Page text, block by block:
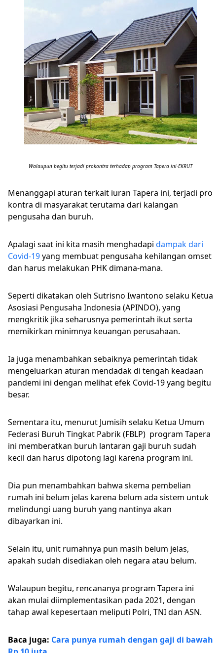
Walaupun begitu terjadi prokontra terhadap program Tapera ini-EKRUT
Menanggapi aturan terkait iuran Tapera ini, terjadi pro
kontra di masyarakat terutama dari kalangan
pengusaha dan buruh.
Apalagi saat ini kita masih menghadapi dampak dari
Covid-19yang membuat pengusaha kehilangan omset
dan harus melakukan PHK dimana-mana.
Seperti dikatakan oleh Sutrisno Iwantono selaku Ketua
Asosiasi Pengusaha Indonesia (APINDO), yang
mengkritik jika seharusnya pemerintah ikut serta
memikirkan minimnya keuangan perusahaan.
Ia juga menambahkan sebaiknya pemerintah tidak
mengeluarkan aturan mendadak di tengah keadaan
pandemi ini dengan melihat efek Covid-19 yang begitu
besar.
Sementara itu, menurut Jumisih selaku Ketua Umum
Federasi Buruh Tingkat Pabrik (FBLP) program Tapera
ini memberatkan buruh lantaran gaji buruh sudah
kecil dan harus dipotong lagi karena program ini.
Dia pun menambahkan bahwa skema pembelian
rumah ini belum jelas karena belum ada sistem untuk
melindungi uang buruh yang nantinya akan
dibayarkan ini.
Selain itu, unit rumahnya pun masih belum jelas,
apakah sudah disediakan oleh negara atau belum.
Walaupun begitu, rencananya program Tapera ini
akan mulai diimplementasikan pada 2021, dengan
tahap awal kepesertaan meliputi Polri, TNI dan ASN.
Baca juga: Cara punya rumah dengan gaji di bawah